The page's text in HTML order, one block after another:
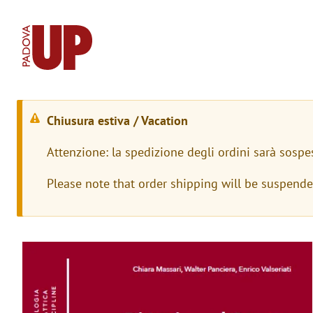
M
s
s
g
g
Chiusura estiva / Vacation
Attenzione: la spedizione degli ordini sarà
Please note that order shipping will be